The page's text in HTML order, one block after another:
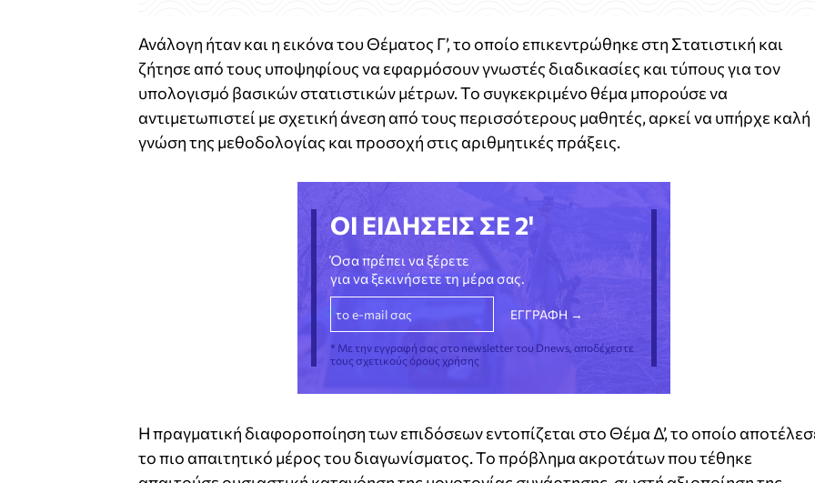
Ανάλογη ήταν και η εικόνα του Θέματος Γ’, το οποίο επικεντρώθηκε στη Στατιστική και
ζήτησε από τους υποψηφίους να εφαρμόσουν γνωστές διαδικασίες και τύπους για τον
υπολογισμό βασικών στατιστικών μέτρων. Το συγκεκριμένο θέμα μπορούσε να
αντιμετωπιστεί με σχετική άνεση από τους περισσότερους μαθητές, αρκεί να υπήρχε καλή
γνώση της μεθοδολογίας και προσοχή στις αριθμητικές πράξεις.
ΟΙ ΕΙΔΗΣΕΙΣ ΣΕ 2'
Όσα πρέπει να ξέρετε
για να ξεκινήσετε τη μέρα σας.
* Με την εγγραφή σας στο newsletter του Dnews, αποδέχεστε
τους σχετικούς όρους χρήσης
Η πραγματική διαφοροποίηση των επιδόσεων εντοπίζεται στο Θέμα Δ’, το οποίο
το πιο απαιτητικό μέρος του διαγωνίσματος. Το πρόβλημα ακροτάτων που τέθηκε